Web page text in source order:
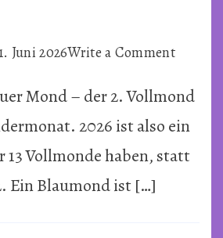
Juni 2026Write a Commenton
in
Mond – der 2. Vollmond
2026 ist also ein
13 Vollmonde haben, statt
Ein Blaumond ist […]